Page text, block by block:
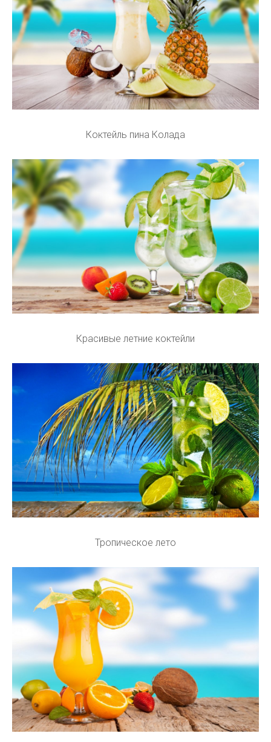
Коктейль пина Колада
Красивые летние коктейли
Тропическое лето